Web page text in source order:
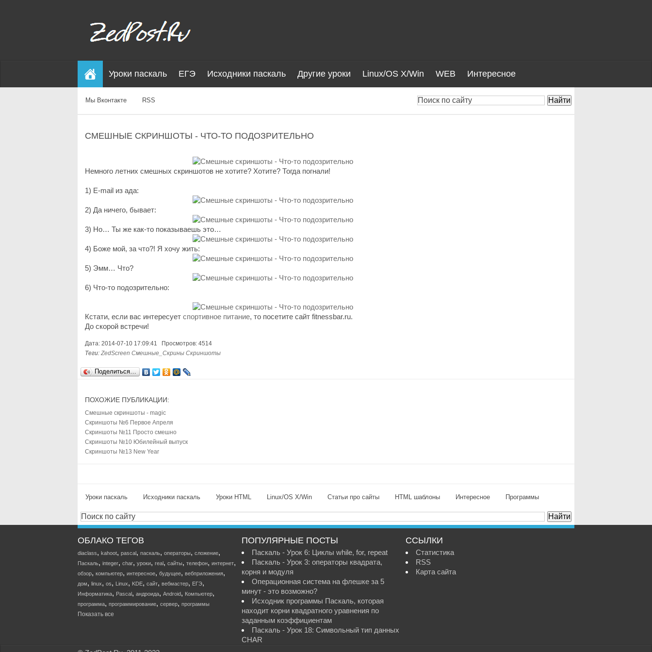
Уроки паскаль ЕГЭ Исходники паскаль Другие уроки Linux/OS X/Win WEB Интересное
Мы Вконтакте RSS
СМЕШНЫЕ СКРИНШОТЫ - ЧТО-ТО ПОДОЗРИТЕЛЬНО
Немного летних смешных скриншотов не хотите? Хотите? Тогда погнали!
1) E-mail из ада:
2) Да ничего, бывает:
3) Но… Ты же как-то показываешь это…
4) Боже мой, за что?! Я хочу жить:
5) Эмм… Что?
6) Что-то подозрительно:
Кстати, если вас интересует спортивное питание, то посетите сайт fitnessbar.ru.
До скорой встречи!
Дата: 2014-07-10 17:09:41 Просмотров: 4514
Теги: ZedScreen Смешные_Скрины Скриншоты
Поделиться…
ПОХОЖИЕ ПУБЛИКАЦИИ:
Смешные скриншоты - magic
Скриншоты №6 Первое Апреля
Скриншоты №11 Просто смешно
Скриншоты №10 Юбилейный выпуск
Скриншоты №13 New Year
Уроки паскаль Исходники паскаль Уроки HTML Linux/OS X/Win Статьи про сайты HTML шаблоны Интересное Программы
ОБЛАКО ТЕГОВ
diaclass, kahoot, pascal, паскаль, операторы, сложение,
Паскаль, integer, char, уроки, real, сайты, телефон, интернет,
обзор, компьютер, интересное, будущее, вебприложения,
дом, linux, os, Linux, KDE, сайт, вебмастер, ЕГЭ,
Информатика, Pascal, андроида, Android, Компьютер,
программа, программирование, сервер, программы
Показать все
ПОПУЛЯРНЫЕ ПОСТЫ
Паскаль - Урок 6: Циклы while, for, repeat
Паскаль - Урок 3: операторы квадрата,
корня и модуля
Операционная система на флешке за 5
минут - это возможно?
Исходник программы Паскаль, которая
находит корни квадратного уравнения по
заданным коэффициентам
Паскаль - Урок 18: Символьный тип данных
CHAR
ССЫЛКИ
Статистика
RSS
Карта сайта